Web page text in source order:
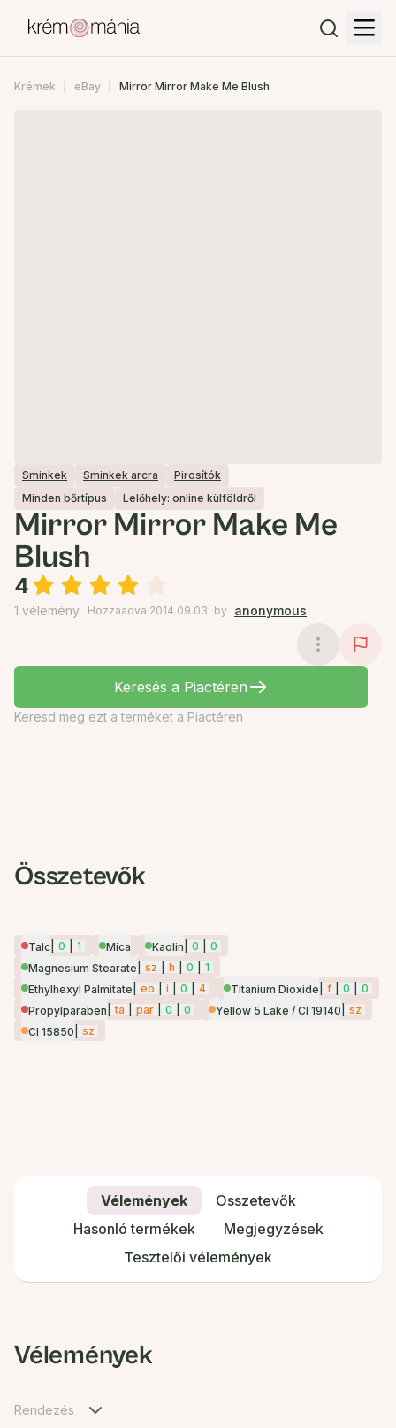
Krémek eBay Mirror Mirror Make Me Blush
Sminkek Sminkek arcra
Pirosítók
Minden bőrtípus
Lelőhely: online külföldről
Mirror Mirror Make Me
Blush
4
1 vélemény Hozzáadva 2014.09.03. by anonymous
Keresés a Piactéren
Keresd meg ezt a terméket a Piactéren
Összetevők
Talc 0 1 Mica Kaolin 0
0
Magnesium Stearate
sz h 0
1
Ethylhexyl Palmitate
eo i 0 4 Titanium Dioxide f 0
0
Propylparaben
ta par 0 0 Yellow 5 Lake / CI 19140
sz
CI 15850
sz
Vélemények
Összetevők
Hasonló termékek
Megjegyzések
Tesztelői vélemények
Vélemények
Rendezés